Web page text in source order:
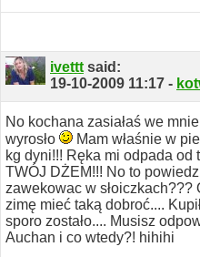
ivettt said:
19-10-2009 11:17 -
No kochana zasiałaś we
wyrosło
Mam właśnie w
kg dyni!!! Ręka mi odpada
TWÓJ DŻEM!!! No to
zawekowac w słoiczkach???
zimę mieć taką dobroć....
sporo zostało.... Musisz
Auchan i co wtedy?! hihihi